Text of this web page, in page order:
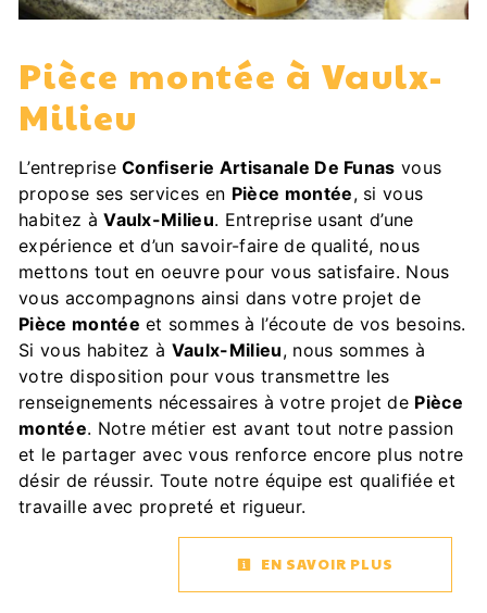
Pièce montée à Vaulx-
Milieu
L’entrepriseConfiserie Artisanale De Funas vous
propose ses services en Pièce montée, si vous
habitez àVaulx-Milieu. Entreprise usant d’une
expérience et d’un savoir-faire de qualité, nous
mettons tout en oeuvre pour vous satisfaire. Nous
vous accompagnons ainsi dans votre projet de
Pièce montée et sommes à l’écoute de vos besoins.
Si vous habitez à Vaulx-Milieu, nous sommes à
votre disposition pour vous transmettre les
renseignements nécessaires à votre projet de Pièce
montée. Notre métier est avant tout notre passion
et le partager avec vous renforce encore plus notre
désir de réussir. Toute notre équipe est qualifiée et
travaille avec propreté et rigueur.
EN SAVOIR PLUS